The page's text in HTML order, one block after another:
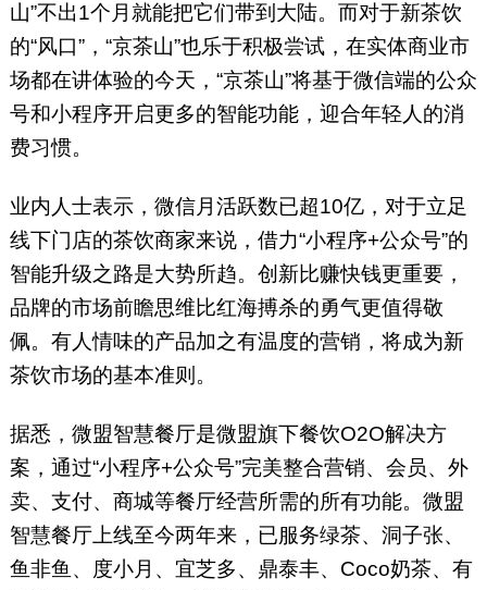
山”不出1个月就能把它们带到大陆。而对于新茶饮
的“风口”，“京茶山”也乐于积极尝试，在实体商业市
场都在讲体验的今天，“京茶山”将基于微信端的公众
号和小程序开启更多的智能功能，迎合年轻人的消
费习惯。
业内人士表示，微信月活跃数已超10亿，对于立足
线下门店的茶饮商家来说，借力“小程序+公众号”的
智能升级之路是大势所趋。创新比赚快钱更重要，
品牌的市场前瞻思维比红海搏杀的勇气更值得敬
佩。有人情味的产品加之有温度的营销，将成为新
茶饮市场的基本准则。
据悉，微盟智慧餐厅是微盟旗下餐饮O2O解决方
案，通过“小程序+公众号”完美整合营销、会员、外
卖、支付、商城等餐厅经营所需的所有功能。微盟
智慧餐厅上线至今两年来，已服务绿茶、洞子张、
鱼非鱼、度小月、宜芝多、鼎泰丰、Coco奶茶、有